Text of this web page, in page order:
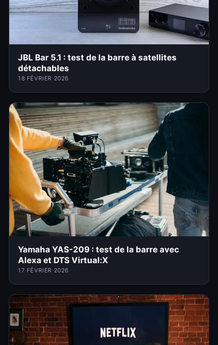
JBL Bar 5.1 : test de la barre à satellites
détachables
18 FÉVRIER 2026
Yamaha YAS-209 : test de la barre avec
Alexa et DTS Virtual:X
17 FÉVRIER 2026